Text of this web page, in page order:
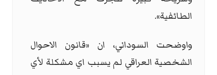
الطائفية».
واوضحت السوداني، ان «قانون الاحوال
الشخصية العراقي لم يسبب اي مشكلة لأي